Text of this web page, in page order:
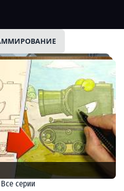
серии